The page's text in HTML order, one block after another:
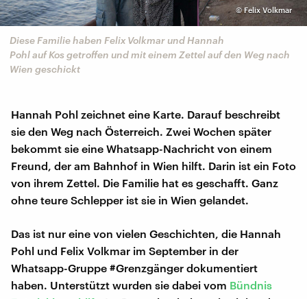
©Felix Volkmar
Diese Familie haben Felix Volkmar und Hannah
Pohl auf Kos getroffen und mit einem Zettel auf den Weg nach
Wien geschickt
Hannah Pohl zeichnet eine Karte. Darauf beschreibt
sie den Weg nach Österreich. Zwei Wochen später
bekommt sie eine Whatsapp-Nachricht von einem
Freund, der am Bahnhof in Wien hilft. Darin ist ein Foto
von ihrem Zettel. Die Familie hat es geschafft. Ganz
ohne teure Schlepper ist sie in Wien gelandet.
Das ist nur eine von vielen Geschichten, die Hannah
Pohl und Felix Volkmar im September in der
Whatsapp-Gruppe #Grenzgänger dokumentiert
haben. Unterstützt wurden sie dabei vom Bündnis